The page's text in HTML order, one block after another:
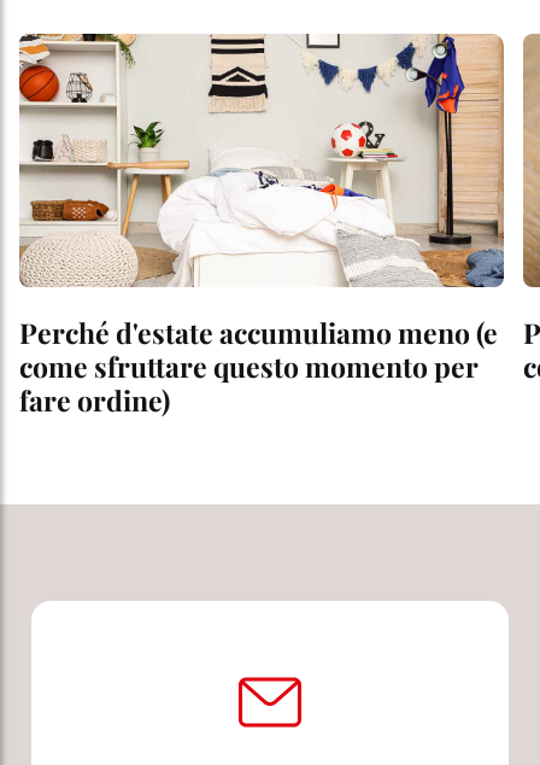
Perché d'estate accumuliamo meno (e
come sfruttare questo momento per
fare ordine)